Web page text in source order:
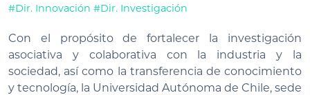
#Dir. Innovación #Dir. Investigación
Con el propósito de fortalecer la investigación
asociativa y colaborativa con la industria y la
sociedad, así como la transferencia de conocimiento
y tecnología, la Universidad Autónoma de Chile, sede